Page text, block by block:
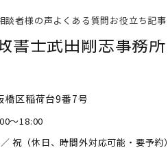
談者様の声よくある質問お役立ち記事
書士武田剛志事務所
橋区稲荷台9番7号
～18:00
祝（休日、時間外対応可能・要予約）